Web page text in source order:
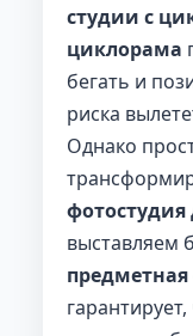
студии с
циклорама
бегать и
риска
Однако
фотостудия
выставляем